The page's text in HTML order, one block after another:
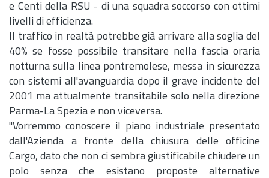
e Centi della RSU - di una squadra soccorso con ottimi
livelli di efficienza.
Il traffico in realtà potrebbe già arrivare alla soglia del
40% se fosse possibile transitare nella fascia oraria
notturna sulla linea pontremolese, messa in sicurezza
con sistemi all'avanguardia dopo il grave incidente del
2001 ma attualmente transitabile solo nella direzione
Parma-La Spezia e non viceversa.
"Vorremmo conoscere il piano industriale presentato
dall'Azienda a fronte della chiusura delle officine
Cargo, dato che non ci sembra giustificabile chiudere un
polo senza che esistano proposte alternative